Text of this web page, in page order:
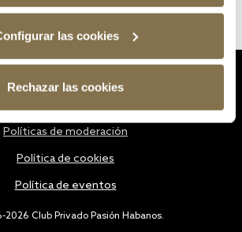
las cookies
Rechazar las cookies
2026 Club Privado Pasión Habanos.
Políticas de moderación
Política de cookies
Política de eventos